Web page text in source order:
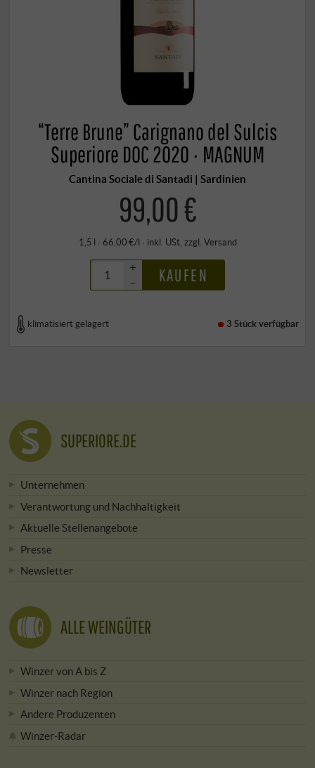
“Terre Brune” Carignano del Sulcis
Superiore DOC 2020 · MAGNUM
Cantina Sociale di Santadi | Sardinien
99,00 €
1,5 l · 66,00 €/l · inkl. USt, zzgl. Versand
+
–
KAUFEN
klimatisiert gelagert 3 Stückverfügbar
SUPERIORE.DE
Unternehmen
Verantwortung und Nachhaltigkeit
Aktuelle Stellenangebote
Presse
Newsletter
ALLE WEINGÜTER
Winzer von A bis Z
Winzer nach Region
Andere Produzenten
Winzer-Radar